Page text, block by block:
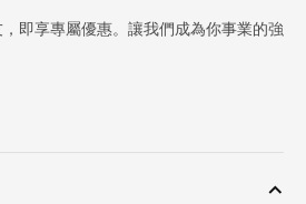
即享專屬優惠。讓我們成為你事業的強